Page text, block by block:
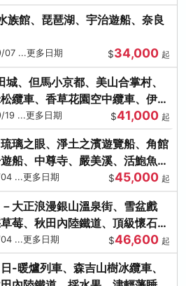
館、琵琶湖、宇治遊船、奈良
...更多日期 $34,000 起
、但馬小京都、美山合掌村、
纜車、香草花園空中纜車、伊勢
...更多日期 $41,000 起
璃之眼、淨土之濱遊覽船、角館
船、中尊寺、嚴美溪、活鮑魚
...更多日期 $45,000 起
大正浪漫銀山溫泉街、雪盆戲
莓、秋田內陸鐵道、頂級懷石料
...更多日期 $46,600 起
-暖爐列車、森吉山樹冰纜車、